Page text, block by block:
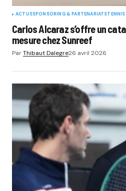
ACTUSSPONSORING & PARTENARIATSTENNIS
Carlos Alcaraz s’offre un
mesure chez Sunreef
ParThibaut Dalegre26 avril 2026